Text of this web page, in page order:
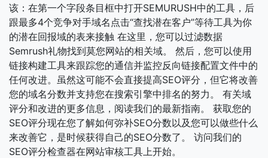
该：在第一个字段条目框中打开SEMURUSH中的工具，后
跟最多4个竞争对手域名点击“查找潜在客户”等待工具为你
的潜在回报域的表来接触 在这里，您可以过滤数据
Semrush礼物找到莫您网站的相关域。 然后，您可以使用
链接构建工具来跟踪您的通信并监控反向链接配置文件中的
任何改进。虽然这可能不会直接提高SEO评分，但它将改善
您的域名分数并支持您在搜索引擎中排名的努力。 有关域
评分和改进的更多信息，阅读我们的最新指南。 获取您的
SEO评分现在您了解如何弥补SEO分数以及您可以做些什么
来改善它，是时候获得自己的SEO分数了。 访问我们的
SEO评分检查器在网站审核工具上开始。